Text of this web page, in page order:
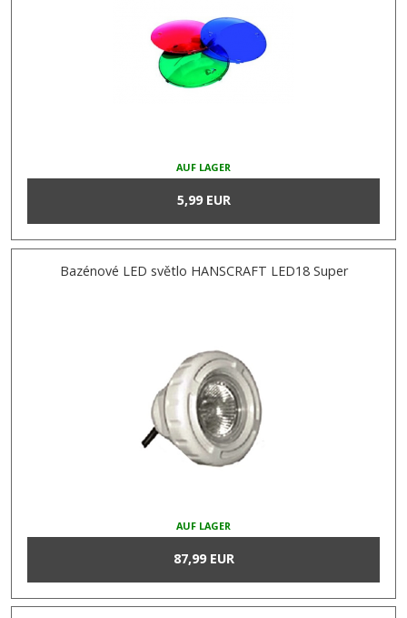
AUF LAGER
5,99 EUR
Bazénové LED světlo HANSCRAFT LED18 Super
AUF LAGER
87,99 EUR